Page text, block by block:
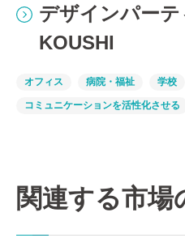
デザインパー
KOUSHI
オフィス 病院・福祉 学校
コミュニケーションを活性化させる
関連する市場